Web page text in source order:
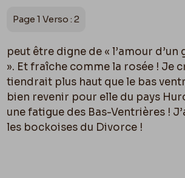
Page 1 Verso : 2
peut être digne de « l’amour d’un
». Et fraîche comme la rosée ! Je
tiendrait plus haut que le bas
bien revenir pour elle du pays
une fatigue des Bas-Ventrières !
les bockoises du Divorce !